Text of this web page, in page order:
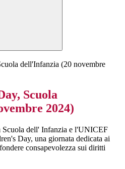
dell'Infanzia (20 novembre
Scuola
2024)
dell' Infanzia e l'UNICEF
Day, una giornata dedicata ai
consapevolezza sui diritti